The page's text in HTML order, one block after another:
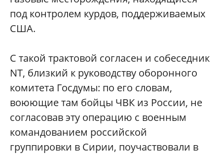
под контролем курдов, поддерживаемых
США.
С такой трактовой согласен и собеседник
NT, близкий к руководству оборонного
комитета Госдумы: по его словам,
воюющие там бойцы ЧВК из России, не
согласовав эту операцию с военным
командованием российской
группировки в Сирии, поучаствовали в